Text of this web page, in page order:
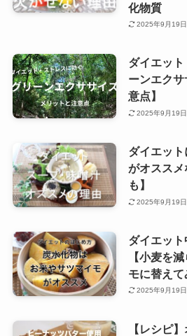
化物質
2025年9月19日
ダイエッ
ーンエク
意点】
2025年9月19日
ダイエット
がオスス
も】
2025年9月19日
ダイエッ
【小麦を
モに替えて
2025年9月19日
【レシピ